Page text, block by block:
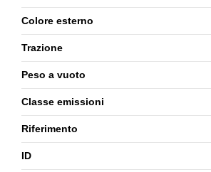
Colore esterno
Trazione
Peso a vuoto
Classe emissioni
Riferimento
ID